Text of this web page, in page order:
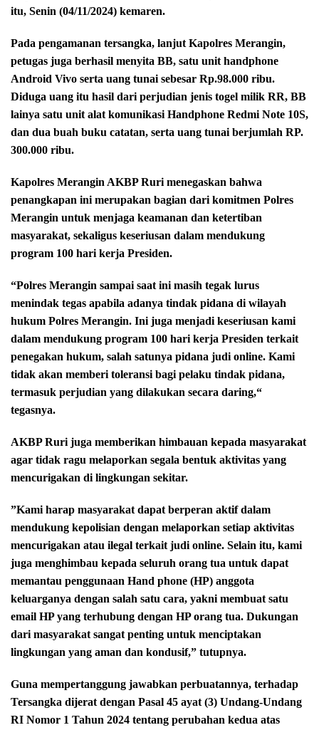
itu, Senin (04/11/2024) kemaren.
Pada pengamanan tersangka, lanjut Kapolres Merangin,
petugas juga berhasil menyita BB, satu unit handphone
Android Vivo serta uang tunai sebesar Rp.98.000 ribu.
Diduga uang itu hasil dari perjudian jenis togel milik RR, BB
lainya satu unit alat komunikasi Handphone Redmi Note 10S,
dan dua buah buku catatan, serta uang tunai berjumlah RP.
300.000 ribu.
Kapolres Merangin AKBP Ruri menegaskan bahwa
penangkapan ini merupakan bagian dari komitmen Polres
Merangin untuk menjaga keamanan dan ketertiban
masyarakat, sekaligus keseriusan dalam mendukung
program 100 hari kerja Presiden.
“Polres Merangin sampai saat ini masih tegak lurus
menindak tegas apabila adanya tindak pidana di wilayah
hukum Polres Merangin. Ini juga menjadi keseriusan kami
dalam mendukung program 100 hari kerja Presiden terkait
penegakan hukum, salah satunya pidana judi online. Kami
tidak akan memberi toleransi bagi pelaku tindak pidana,
termasuk perjudian yang dilakukan secara daring,“
tegasnya.
AKBP Ruri juga memberikan himbauan kepada masyarakat
agar tidak ragu melaporkan segala bentuk aktivitas yang
mencurigakan di lingkungan sekitar.
”Kami harap masyarakat dapat berperan aktif dalam
mendukung kepolisian dengan melaporkan setiap aktivitas
mencurigakan atau ilegal terkait judi online. Selain itu, kami
juga menghimbau kepada seluruh orang tua untuk dapat
memantau penggunaan Hand phone (HP) anggota
keluarganya dengan salah satu cara, yakni membuat satu
email HP yang terhubung dengan HP orang tua. Dukungan
dari masyarakat sangat penting untuk menciptakan
lingkungan yang aman dan kondusif,” tutupnya.
Guna mempertanggung jawabkan perbuatannya, terhadap
Tersangka dijerat dengan Pasal 45 ayat (3) Undang-Undang
RI Nomor 1 Tahun 2024 tentang perubahan kedua atas